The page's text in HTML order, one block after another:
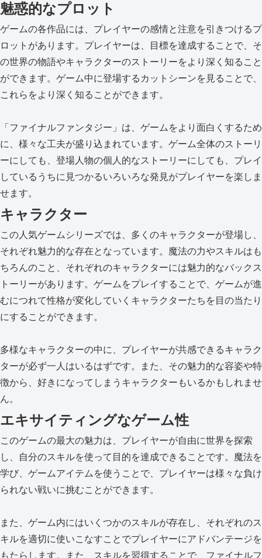
魅惑的なプロット
ゲームの各作品には、プレイヤーの感情と注意を引きつけるプ
ロットがあります。プレイヤーは、目標を達成することで、そ
の世界の物語やキャラクターのストーリーをより深く知ること
ができます。ゲーム中に登場するカットシーンを見ることで、
これらをより深く知ることができます。
「ファイナルファンタジー」は、ゲームをより面白くするため
に、様々な工夫が盛り込まれています。ゲーム全体のストーリ
ーにしても、登場人物の個人的なストーリーにしても、プレイ
しているうちに見つかるいろいろな発見がプレイヤーを楽しま
せます。
キャラクター
この人気ゲームシリーズでは、多くのキャラクターが登場し、
それぞれ魅力的な存在となっています。魔法の力やスキルはも
ちろんのこと、それぞれのキャラクターには魅力的なバックス
トーリーがあります。ゲームをプレイすることで、ゲームが進
むにつれて性格が変化していくキャラクターたちを目の当たり
にすることができます。
多様なキャラクターの中に、プレイヤーが共感できるキャラク
ターが必ず一人はいるはずです。また、その魅力的な容姿や特
徴から、好きになってしまうキャラクターもいるかもしれませ
ん。
エキサイティングなゲーム性
このゲームの最大の魅力は、プレイヤーが自由に世界を探索
し、自分のスキルを使って目的を達成できることです。魔法を
学び、ゲームアイテムを使うことで、プレイヤーは様々な負け
られない戦いに挑むことができます。
また、ゲーム内にはいくつかのスキルが存在し、それぞれのス
キルを適切に使いこなすことでプレイヤーにアドバンテージを
もたらします。また、スキルを習得することで、ファイナルフ